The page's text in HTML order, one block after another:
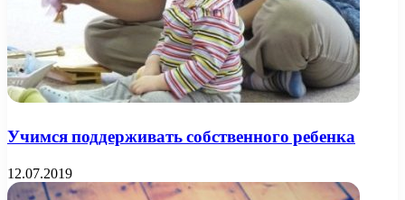
Учимся поддерживать собственного ребенка
12.07.2019